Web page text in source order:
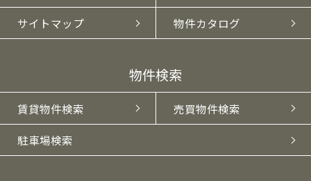
サイトマップ 物件カタログ
物件検索
賃貸物件検索 売買物件検索
駐車場検索